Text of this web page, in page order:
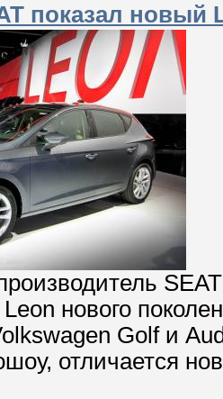
показал новый
нового
Golf и
отличается